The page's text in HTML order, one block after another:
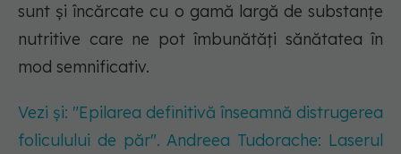
sunt și încărcate cu o gamă largă de substanțe
nutritive care ne pot îmbunătăți sănătatea în
mod semnificativ.
Vezi și: "Epilarea definitivă înseamnă distrugerea
foliculului de păr". Andreea Tudorache: Laserul